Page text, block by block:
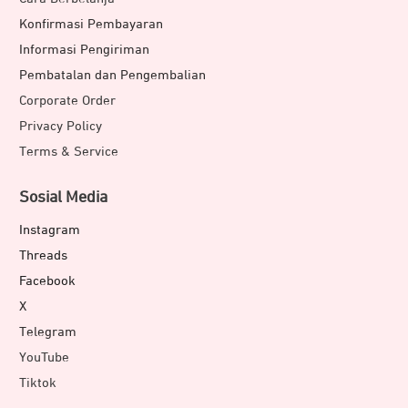
Applied Balistic Solver:
presisi untuk tembakan jarak jauh berkat fitur Applied
Ballistics yang terintegrasi, tersedia dengan
pembayaran satu kali untuk akses penuh.
Pemantau Kesehatan dan Kebugaran
Memantau kesehatan hingga kebugaran tubuh dapat
Konfirmasi Pembayaran
Informasi Pengiriman
Pembatalan dan Pengembalian
Corporate Order
Privacy Policy
Terms & Service
Sosial Media
Instagram
Threads
Facebook
X
Telegram
YouTube
Tiktok